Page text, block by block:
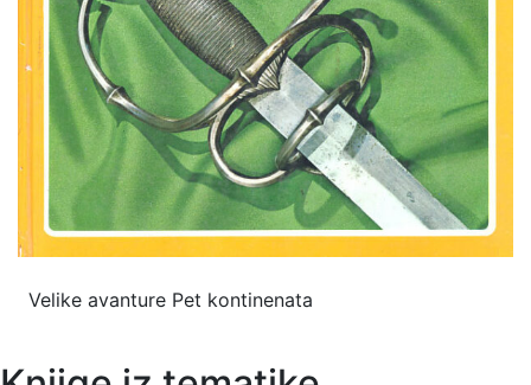
Velike avanture Pet kontinenata